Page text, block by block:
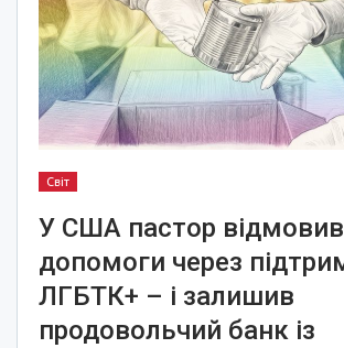
Світ
У США пастор
допомоги через
ЛГБТК+ – і залишив
продовольчий банк із